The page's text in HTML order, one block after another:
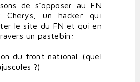
de s'opposer au FN
Cherys, un hacker qui
le site du FN et qui en
un pastebin:
du front national. (quel
?)